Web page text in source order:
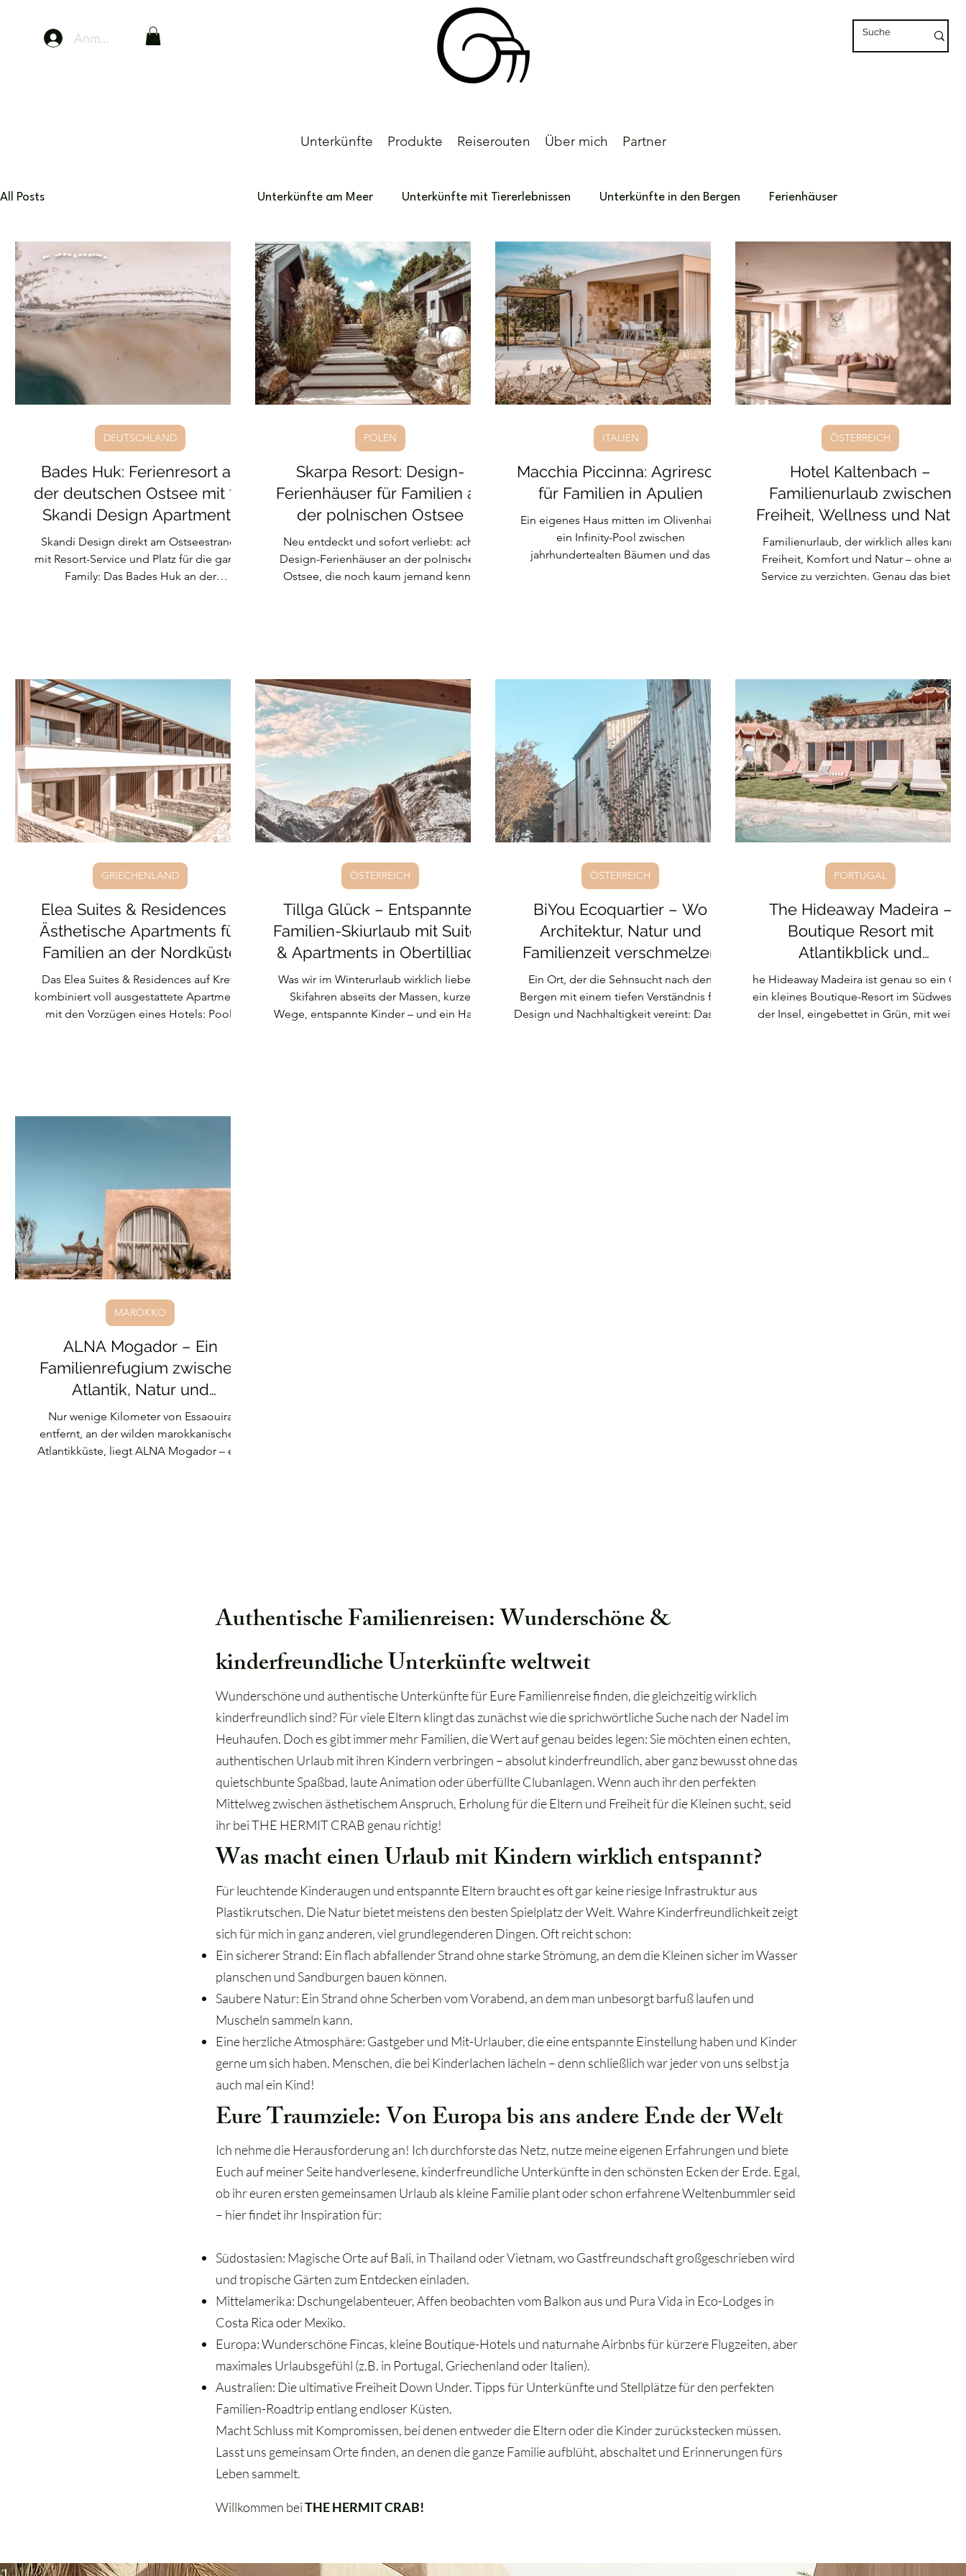
Anmelden
Unterkünfte Produkte Reiserouten Über mich Partner
All Posts Unterkünfte am Meer Unterkünfte mit Tiererlebnissen Unterkünfte in den Bergen Ferienhäuser
Eco-Unterkünfte Italien Österreich Thailand Deutschland Kinderhotels Südafrika Marokko
Glamping & Camping Ski-Urlaub Reise Guide Meine persönlichen Favoriten Reiserouten Portugal Spanien Urlaub auf dem Bauernhof
Frankreich Griechenland Sri Lanka Indonesien Hundefreundlich Kroatien Niederlande
Bades Huk: Ferienresort an
der deutschen Ostsee mit 77
Skandi Design Apartments
direkt am Strand
Skandi Design direkt am Ostseestrand,
mit Resort-Service und Platz für die ganze
Family: Das Bades Huk an der
euch mit dem Stichwort CRAB eine kleine
Überraschung sichert, lest ihr hier.
DEUTSCHLAND
Skarpa Resort: Design-
Ferienhäuser für Familien an
der polnischen Ostsee
Neu entdeckt und sofort verliebt: acht
Design-Ferienhäuser an der polnischen
Ostsee, die noch kaum jemand kennt.
Kein Trubel, kein Animationsprogramm,
dafür ein eigenes Haus mit Küche,
Terrasse und ganz viel Natur ringsum.
Neugierig geworden? Auf dem Blog
nehme ich dich mit 🐚
POLEN
Macchia Piccinna: Agriresort
für Familien in Apulien
Ein eigenes Haus mitten im Olivenhain,
ein Infinity-Pool zwischen
jahrhundertealten Bäumen und das
ein Preis, der für Apulien im Sommer
überraschend fair ist. Echtes Süditalien,
schön gemacht und ideal
ITALIEN
Hotel Kaltenbach –
Familienurlaub zwischen
Freiheit, Wellness und Natur
im Zillertal
Familienurlaub, der wirklich alles kann:
Freiheit, Komfort und Natur – ohne auf
Service zu verzichten. Genau das bietet
möchten. Hier wohnt ihr in großzügigen
Apartments, Chalets oder Familiensuiten
und entscheidet selbst, wie viel Service
nutzen möchtet.
ÖSTERREICH
Elea Suites & Residences –
Ästhetische Apartments für
Familien an der Nordküste
Kretas
Das Elea Suites & Residences auf Kreta
kombiniert voll ausgestattete Apartments
mit den Vorzügen eines Hotels: Pool,
Lage legen.
GRIECHENLAND
Tillga Glück – Entspannter
Familien-Skiurlaub mit Suiten
& Apartments in Obertilliach
Was wir im Winterurlaub wirklich lieben?
Skifahren abseits der Massen, kurze
Wege, entspannte Kinder – und ein Haus,
ÖSTERREICH
BiYou Ecoquartier – Wo
Architektur, Natur und
Familienzeit verschmelzen
Ein Ort, der die Sehnsucht nach den
Bergen mit einem tiefen Verständnis für
Design und Nachhaltigkeit vereint: Das ist
ÖSTERREICH
The Hideaway Madeira –
Boutique‍ Resort mit
Atlantikblick und
nachhaltigem Design
he Hideaway Madeira ist genau so ein
ein kleines Boutique-Resort im
der Insel, eingebettet in Grün, mit weiter
PORTUGAL
ALNA Mogador – Ein
Familienrefugium zwischen
Atlantik, Natur und
modernem Design
Nur wenige Kilometer von Essaouira
entfernt, an der wilden marokkanischen
Atlantikküste, liegt ALNA Mogador – ein
MAROKKO
Authentische Familienreisen: Wunderschöne &
kinderfreundliche Unterkünfte weltweit
Wunderschöne und authentische Unterkünfte für Eure Familienreise finden, die gleichzeitig wirklich
kinderfreundlich sind? Für viele Eltern klingt das zunächst wie die sprichwörtliche Suche nach der Nadel im
Heuhaufen. Doch es gibt immer mehr Familien, die Wert auf genau beides legen: Sie möchten einen echten,
authentischen Urlaub mit ihren Kindern verbringen – absolut kinderfreundlich, aber ganz bewusst ohne das
quietschbunte Spaßbad, laute Animation oder überfüllte Clubanlagen. Wenn auch ihr den perfekten
Mittelweg zwischen ästhetischem Anspruch, Erholung für die Eltern und Freiheit für die Kleinen sucht, seid
ihr bei THE HERMIT CRAB genau richtig!
Was macht einen Urlaub mit Kindern wirklich entspannt?
Für leuchtende Kinderaugen und entspannte Eltern braucht es oft gar keine riesige Infrastruktur aus
Plastikrutschen. Die Natur bietet meistens den besten Spielplatz der Welt. Wahre Kinderfreundlichkeit zeigt
sich für mich in ganz anderen, viel grundlegenderen Dingen. Oft reicht schon:
Ein sicherer Strand: Ein flach abfallender Strand ohne starke Strömung, an dem die Kleinen sicher im Wasser
planschen und Sandburgen bauen können.
Saubere Natur: Ein Strand ohne Scherben vom Vorabend, an dem man unbesorgt barfuß laufen und
Muscheln sammeln kann.
Eine herzliche Atmosphäre: Gastgeber und Mit-Urlauber, die eine entspannte Einstellung haben und Kinder
gerne um sich haben. Menschen, die bei Kinderlachen lächeln – denn schließlich war jeder von uns selbst ja
auch mal ein Kind!
Eure Traumziele: Von Europa bis ans andere Ende der Welt
Ich nehme die Herausforderung an! Ich durchforste das Netz, nutze meine eigenen Erfahrungen und biete
Euch auf meiner Seite handverlesene, kinderfreundliche Unterkünfte in den schönsten Ecken der Erde. Egal,
ob ihr euren ersten gemeinsamen Urlaub als kleine Familie plant oder schon erfahrene Weltenbummler seid
– hier findet ihr Inspiration für:
Südostasien: Magische Orte auf Bali, in Thailand oder Vietnam, wo Gastfreundschaft großgeschrieben wird
und tropische Gärten zum Entdecken einladen.
Mittelamerika: Dschungelabenteuer, Affen beobachten vom Balkon aus und Pura Vida in Eco-Lodges in
Costa Rica oder Mexiko.
Europa: Wunderschöne Fincas, kleine Boutique-Hotels und naturnahe Airbnbs für kürzere Flugzeiten, aber
maximales Urlaubsgefühl (z.B. in Portugal, Griechenland oder Italien).
Australien: Die ultimative Freiheit Down Under. Tipps für Unterkünfte und Stellplätze für den perfekten
Familien-Roadtrip entlang endloser Küsten.
Macht Schluss mit Kompromissen, bei denen entweder die Eltern oder die Kinder zurückstecken müssen.
Lasst uns gemeinsam Orte finden, an denen die ganze Familie aufblüht, abschaltet und Erinnerungen fürs
Leben sammelt.
Willkommen beiTHE HERMIT CRAB!